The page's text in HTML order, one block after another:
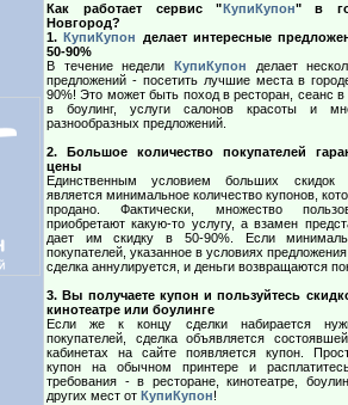
Как работает сервис " КупиКупон" в
Новгород?
1. КупиКупон делает интересные
50-90%
В течение недели
КупиКупон делает
предложений - посетить лучшие места в
90%! Это может быть поход в ресторан, сеанс в
в боулинг, услуги салонов красоты и
разнообразных предложений.
2. Большое количество покупателей
цены
Единственным условием больших
является минимальное количество купонов,
продано. Фактически, множество
приобретают какую-то услугу, а взамен
дает им скидку в 50-90%. Если
покупателей, указанное в условиях
сделка аннулируется, и деньги возвращаются
3. Вы получаете купон и пользуйтесь
кинотеатре или боулинге
Если же к концу сделки набирается
покупателей, сделка объявляется
кабинетах на сайте появляется купон.
купон на обычном принтере и
требования - в ресторане, кинотеатре,
других мест от КупиКупон!